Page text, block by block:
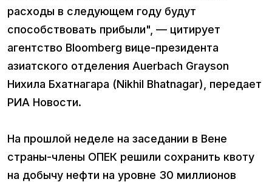
расходы в следующем году будут
способствовать прибыли", — цитирует
агентство Bloomberg вице-президента
азиатского отделения Auerbach Grayson
Нихила Бхатнагара (Nikhil Bhatnagar), передает
РИА Новости.
На прошлой неделе на заседании в Вене
страны-члены ОПЕК решили сохранить квоту
на добычу нефти на уровне 30 миллионов